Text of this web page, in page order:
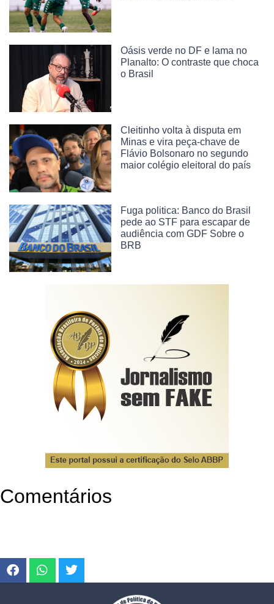
Oásis verde no DF e lama no
Planalto: O contraste que choca
o Brasil
Cleitinho volta à disputa em
Minas e vira peça-chave de
Flávio Bolsonaro no segundo
maior colégio eleitoral do país
Fuga politica: Banco do Brasil
pede ao STF para escapar de
audiência com GDF Sobre o
BRB
Comentários